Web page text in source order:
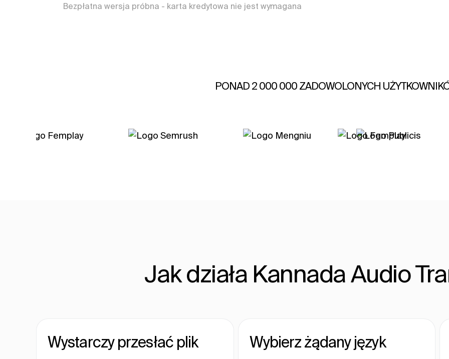
Bezpłatna wersja próbna - karta kredytowa nie jest wymagana
PONAD 2 000 000 ZADOWOLONYCH
Jak działa Kannada Audio
Wystarczy przesłać plik Wybierz żądany język